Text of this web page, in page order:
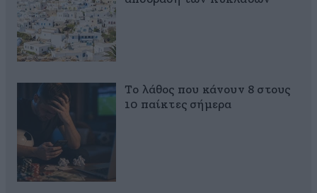
Το λάθος που κάνουν 8 στους
10 παίκτες σήμερα